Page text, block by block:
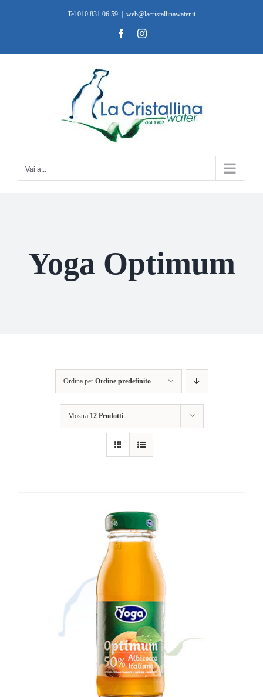
Tel 010.831.06.59 web@lacristallinawater.it
FacebookInstagram
Vai a...
Yoga Optimum
Ordina per Ordine predefinito
Mostra 12 Prodotti